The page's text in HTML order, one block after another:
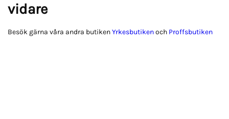
vidare
Besök gärna våra andra butikenYrkesbutikenoch Proffsbutiken